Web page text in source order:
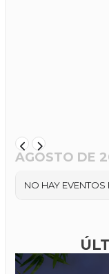
AGOSTO DE
NO HAY